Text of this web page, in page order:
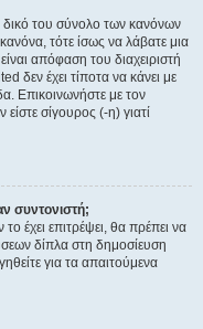
δικό του σύνολο των κανόνων
τότε ίσως να λάβατε μια
απόφαση του διαχειριστή
δεν έχει τίποτα να κάνει με
Επικοινωνήστε με τον
σίγουρος (-η) γιατί
συντονιστή;
έχει επιτρέψει, θα πρέπει να
δίπλα στη δημοσίευση
για τα απαιτούμενα